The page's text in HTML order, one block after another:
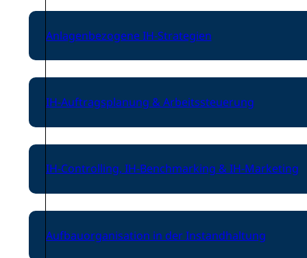
Anlagenbezogene IH-Strategien
IH-Auftragsplanung & Arbeitssteuerung
IH-Controlling, IH-Benchmarking & IH-Marketing
Aufbauorganisation in der Instandhaltung